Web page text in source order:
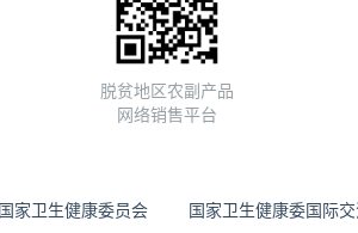
脱贫地区农副产品
网络销售平台
国家卫生健康委员会 国家卫生健康委国际